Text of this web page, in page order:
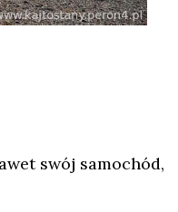
swój samochód,